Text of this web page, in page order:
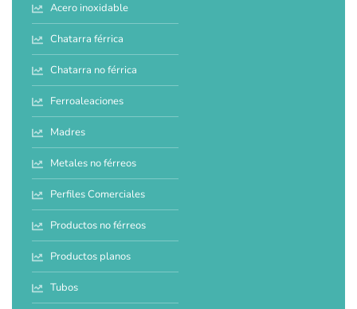
Acero inoxidable
Chatarra férrica
Chatarra no férrica
Ferroaleaciones
Madres
Metales no férreos
Perfiles Comerciales
Productos no férreos
Productos planos
Tubos